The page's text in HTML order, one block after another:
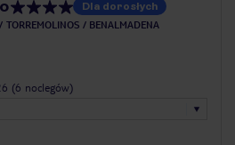
Dla dorosłych
TORREMOLINOS / BENALMADENA
(6 noclegów)